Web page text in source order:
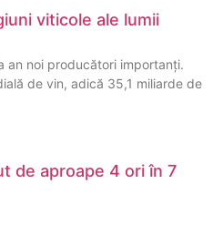
viticole ale lumii
an noi producători importanţi.
de vin, adică 35,1 miliarde de
de aproape 4 ori în 7